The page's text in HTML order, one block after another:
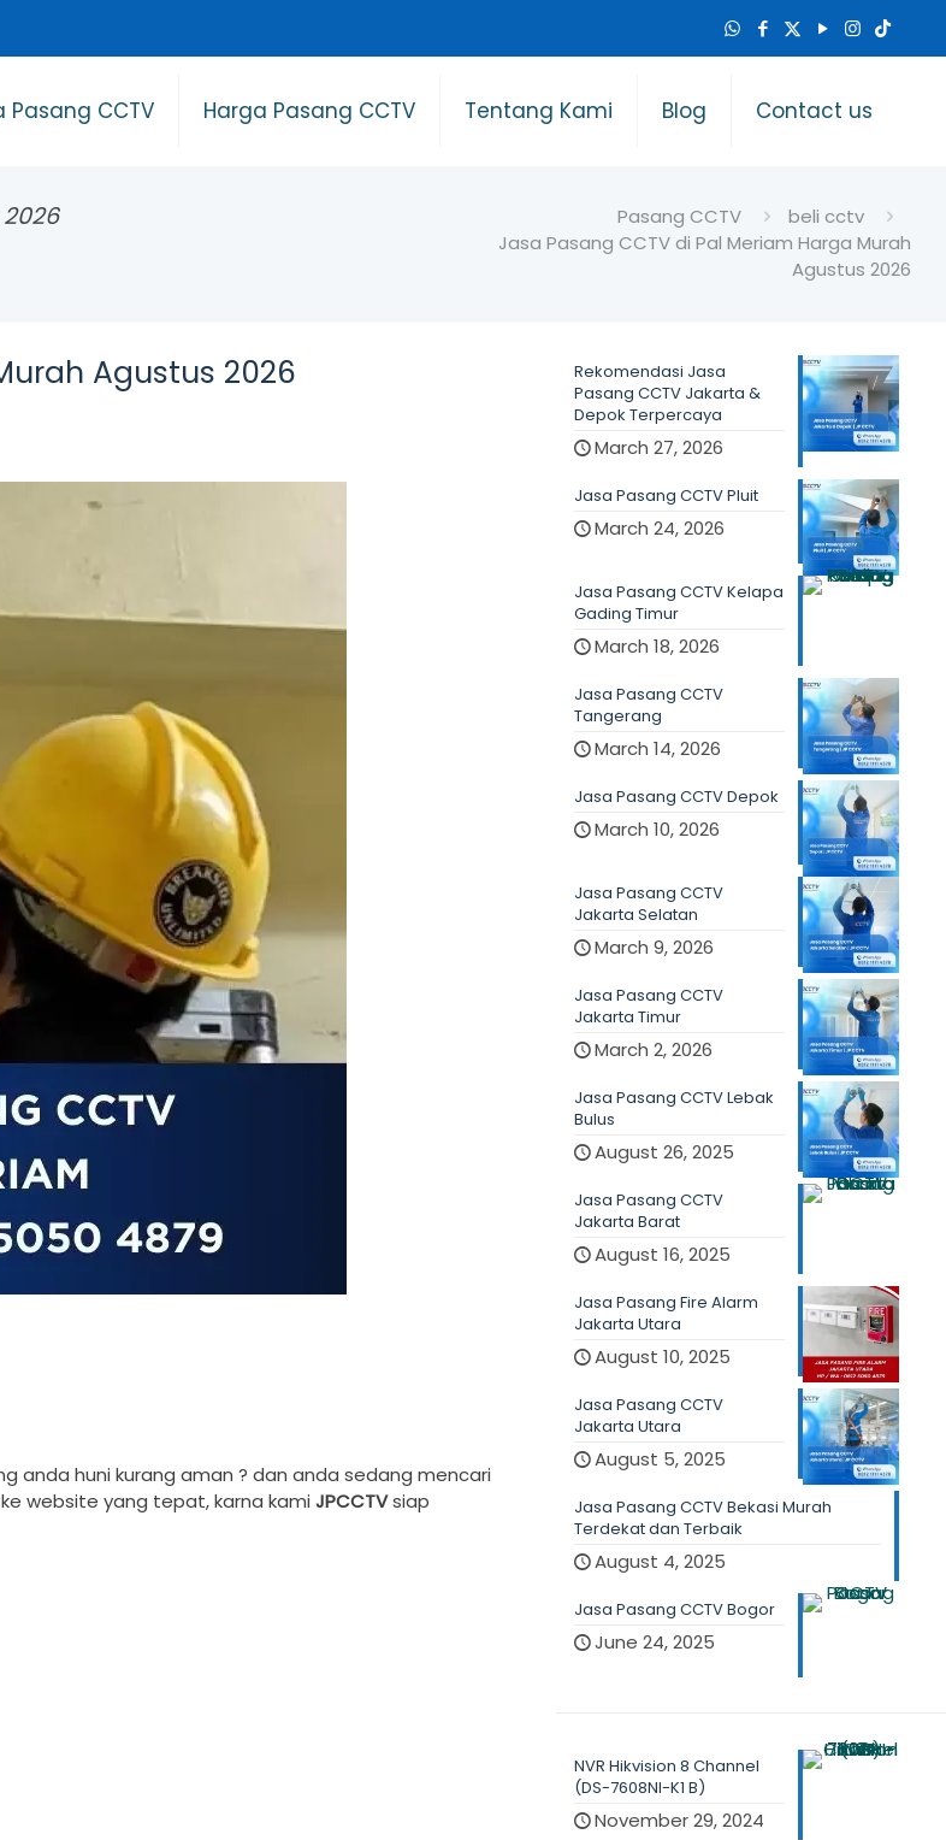
Pasang CCTV Harga Pasang CCTV Tentang Kami Blog Contact us
Pasang CCTV
beli cctv
Jasa Pasang CCTV di Pal Meriam Harga Murah
Agustus 2026
Agustus 2026
huni kurang aman ? dan anda sedang mencari
website yang tepat, karna kami JPCCTVsiap
Rekomendasi Jasa
Pasang CCTV Jakarta &
Depok Terpercaya
March 27, 2026
Jasa Pasang CCTV Pluit
March 24, 2026
Jasa Pasang CCTV Kelapa
Gading Timur
March 18, 2026
Jasa Pasang CCTV
Tangerang
March 14, 2026
Jasa Pasang CCTV Depok
March 10, 2026
Jasa Pasang CCTV
Jakarta Selatan
March 9, 2026
Jasa Pasang CCTV
Jakarta Timur
March 2, 2026
Jasa Pasang CCTV Lebak
Bulus
August 26, 2025
Jasa Pasang CCTV
Jakarta Barat
August 16, 2025
Jasa Pasang Fire Alarm
Jakarta Utara
August 10, 2025
Jasa Pasang CCTV
Jakarta Utara
August 5, 2025
Jasa Pasang CCTV Bekasi Murah
Terdekat dan Terbaik
August 4, 2025
Jasa Pasang CCTV Bogor
June 24, 2025
NVR Hikvision 8 Channel
(DS-7608NI-K1 B)
November 29, 2024